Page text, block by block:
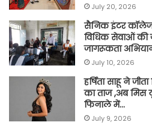
July 20, 2026
सैनिक इंटर कॉलेज
विधिक सेवाओं की
जागरूकता
July 10, 2026
हर्षिता साहू ने
का ताज ,अब मिस
फिनाले में…
July 9, 2026